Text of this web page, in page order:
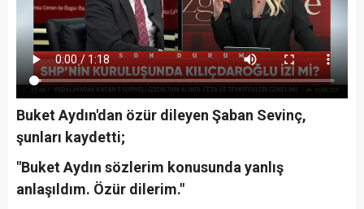
Buket Aydın'dan özür dileyen Şaban Sevinç,
şunları kaydetti;
"Buket Aydın sözlerim konusunda yanlış
anlaşıldım. Özür dilerim."